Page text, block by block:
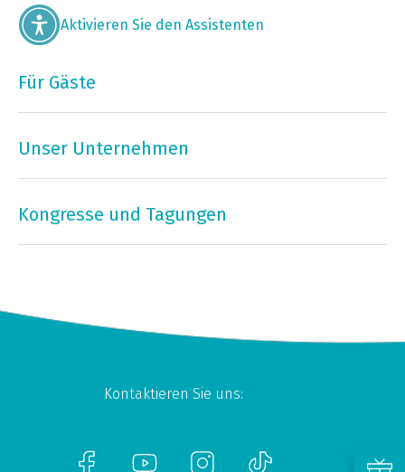
Aktivieren Sie den Assistenten
Für Gäste
Unser Unternehmen
Kongresse und Tagungen
Kontaktieren Sie uns: